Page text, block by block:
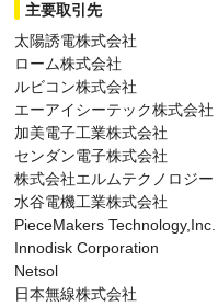
主要取引先
太陽誘電株式会社
ローム株式会社
ルビコン株式会社
エーアイシーテック株式会社
加美電子工業株式会社
センダン電子株式会社
株式会社エルムテクノロジー
水谷電機工業株式会社
PieceMakers Technology,Inc.
Innodisk Corporation
Netsol
日本無線株式会社